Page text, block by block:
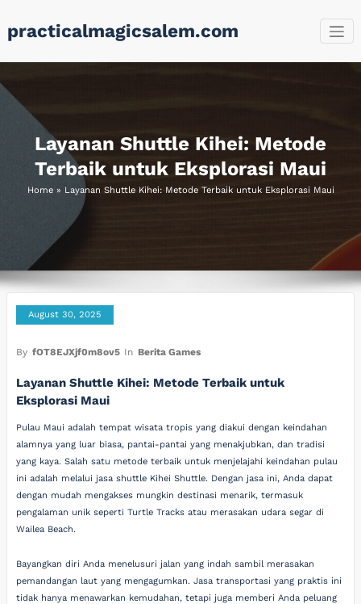
to
content
practicalmagicsalem.com
Layanan Shuttle Kihei: Metode
Terbaik untuk Eksplorasi Maui
Home» Layanan Shuttle Kihei: Metode Terbaik untuk Eksplorasi Maui
August 30, 2025
By fOT8EJXjf0m8ov5 In Berita Games
Layanan Shuttle Kihei: Metode Terbaik untuk
Eksplorasi Maui
Pulau Maui adalah tempat wisata tropis yang diakui dengan keindahan
alamnya yang luar biasa, pantai-pantai yang menakjubkan, dan tradisi
yang kaya. Salah satu metode terbaik untuk menjelajahi keindahan pulau
ini adalah melalui jasa shuttle Kihei Shuttle. Dengan jasa ini, Anda dapat
dengan mudah mengakses mungkin destinasi menarik, termasuk
pengalaman unik seperti Turtle Tracks atau merasakan udara segar di
Wailea Beach.
Bayangkan diri Anda menelusuri jalan yang indah sambil merasakan
pemandangan laut yang mengagumkan. Jasa transportasi yang praktis ini
tidak hanya menawarkan kemudahan, tetapi juga memberi Anda peluang